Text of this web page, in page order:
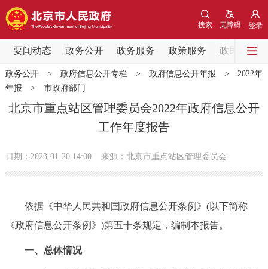
登录
无障碍
搜索
要闻动态 政务公开 政务服务 政策服务 政民互动
要闻动态
党中央精神 国务院信息 中央部委动态
北京要闻 会议信息 部门动态
市领导 机构职能 政策服务
政策兑现
政务公开> 政府信息公开专栏> 政府信息公开年报 > 2022年
年报 > 市政府部门
北京市重点站区管理委员会2022年政府信息公开
工作年度报告
日期：2023-01-20 14:00 来源：北京市重点站区管理委员会
依据《中华人民共和国政府信息公开条例》(以下简称
《政府信息公开条例》)第五十条规定，编制本报告。
一、总体情况